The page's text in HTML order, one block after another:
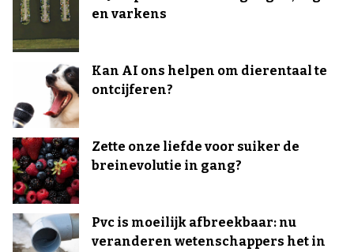
en varkens
Kan AI ons helpen om dierentaal te
ontcijferen?
Zette onze liefde voor suiker de
breinevolutie in gang?
Pvc is moeilijk afbreekbaar: nu
veranderen wetenschappers het in